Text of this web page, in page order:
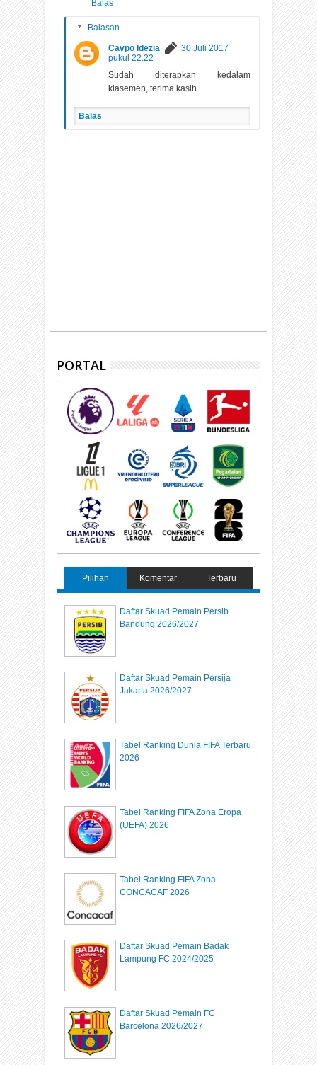
Balas
Balasan
Cavpo Idezia
30 Juli 2017
pukul 22.22
Sudah diterapkan kedalam
klasemen, terima kasih.
Balas
PORTAL
Pilihan Komentar Terbaru
Daftar Skuad Pemain Persib
Bandung 2026/2027
Daftar Skuad Pemain Persija
Jakarta 2026/2027
Tabel Ranking Dunia FIFA Terbaru
2026
Tabel Ranking FIFA Zona Eropa
(UEFA) 2026
Tabel Ranking FIFA Zona
CONCACAF 2026
Daftar Skuad Pemain Badak
Lampung FC 2024/2025
Daftar Skuad Pemain FC
Barcelona 2026/2027